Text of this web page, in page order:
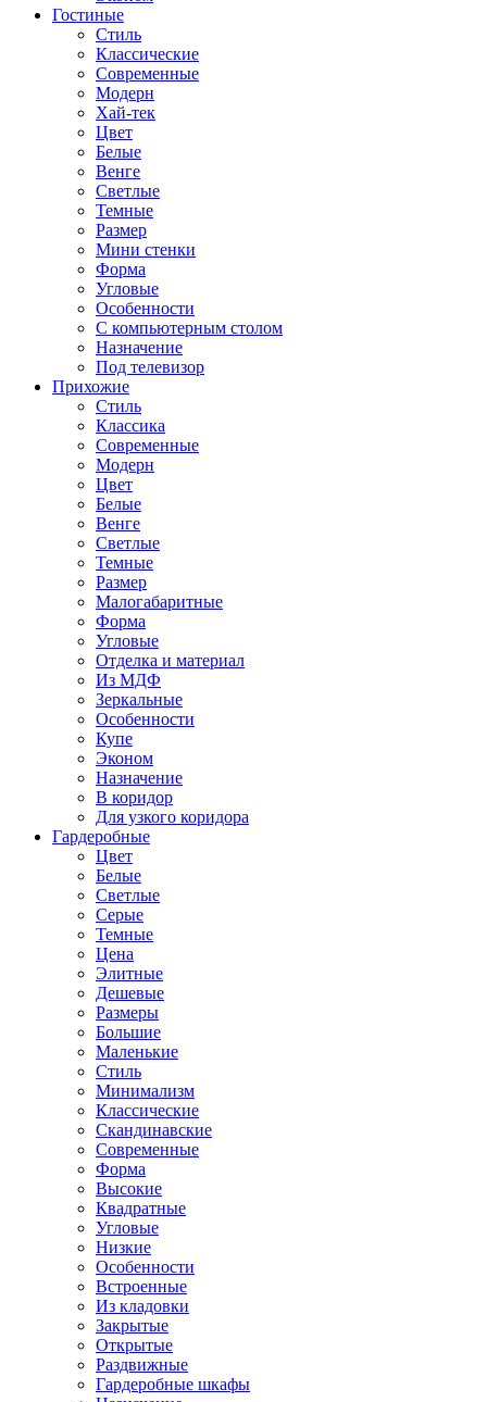
Гостиные
Стиль
Классические
Современные
Модерн
Хай-тек
Цвет
Белые
Венге
Светлые
Темные
Размер
Мини стенки
Форма
Угловые
Особенности
С компьютерным столом
Назначение
Под телевизор
Прихожие
Стиль
Классика
Современные
Модерн
Цвет
Белые
Венге
Светлые
Темные
Размер
Малогабаритные
Форма
Угловые
Отделка и материал
Из МДФ
Зеркальные
Особенности
Купе
Эконом
Назначение
В коридор
Для узкого коридора
Гардеробные
Цвет
Белые
Светлые
Серые
Темные
Цена
Элитные
Дешевые
Размеры
Большие
Маленькие
Стиль
Минимализм
Классические
Скандинавские
Современные
Форма
Высокие
Квадратные
Угловые
Низкие
Особенности
Встроенные
Из кладовки
Закрытые
Открытые
Раздвижные
Гардеробные шкафы